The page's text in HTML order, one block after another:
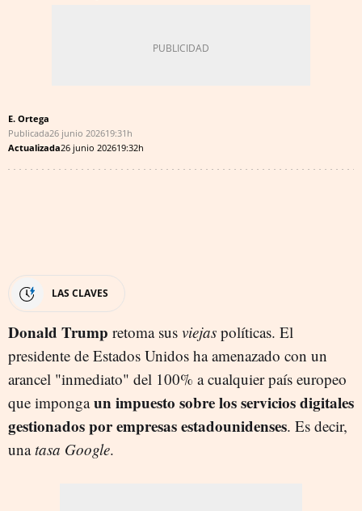
E. Ortega
Publicada26 junio 202619:31h
Actualizada26 junio 202619:32h
LAS CLAVES
Donald Trump retoma sus viejas políticas. El
presidente de Estados Unidos ha amenazado con un
arancel "inmediato" del 100% a cualquier país europeo
que impongaun impuesto sobre los servicios digitales
gestionados por empresas estadounidenses. Es decir,
unatasa Google.